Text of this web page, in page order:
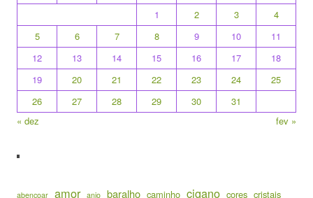
1
2 3
4
5
6 7 8 9 10
11
12
13 14 15 16 17
18
19
20 21 22 23 24
25
26
27 28 29 30
31
« dez
fev »
abençoar amor anjo baralho caminho cigano cores cristais